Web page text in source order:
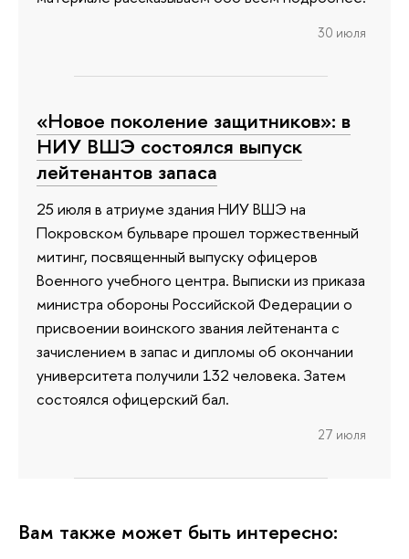
30 июля
«Новое поколение защитников»: в
НИУ ВШЭ состоялся выпуск
лейтенантов запаса
25 июля в атриуме здания НИУ ВШЭ на
Покровском бульваре прошел торжественный
митинг, посвященный выпуску офицеров
Военного учебного центра. Выписки из приказа
министра обороны Российской Федерации о
присвоении воинского звания лейтенанта с
зачислением в запас и дипломы об окончании
университета получили 132 человека. Затем
состоялся офицерский бал.
27 июля
Вам также может быть интересно: